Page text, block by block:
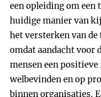
een opleiding om een
huidige manier van
het versterken van de
omdat aandacht voor
mensen een
welbevinden en op
binnen organisaties.